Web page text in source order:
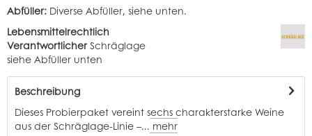
Abfüller: Diverse Abfüller, siehe unten.
Lebensmittelrechtlich
VerantwortlicherSchräglage
siehe Abfüller unten
Beschreibung
Dieses Probierpaket vereint sechs charakterstarke Weine
aus der Schräglage-Linie –... mehr